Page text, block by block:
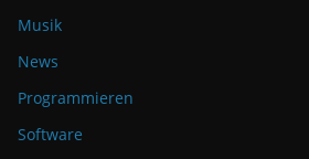
Musik
News
Programmieren
Software